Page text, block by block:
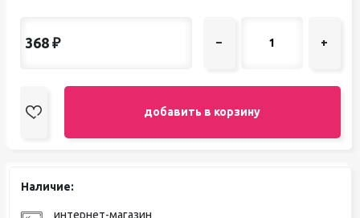
368 ₽ – +
добавить в корзину
Наличие:
интернет-магазин